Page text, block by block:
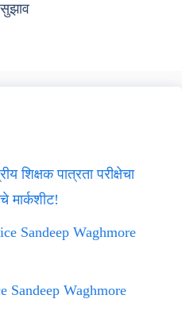
सुझाव
शिक्षक पात्रता परीक्षेचा
मार्कशीट!
Sandeep Waghmore
Sandeep Waghmore